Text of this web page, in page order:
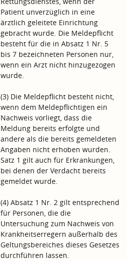
Patient unverzüglich in eine
ärztlich geleitete Einrichtung
gebracht wurde. Die Meldepflicht
besteht für die in Absatz 1 Nr. 5
bis 7 bezeichneten Personen nur,
wenn ein Arzt nicht hinzugezogen
wurde.
(3) Die Meldepflicht besteht nicht,
wenn dem Meldepflichtigen ein
Nachweis vorliegt, dass die
Meldung bereits erfolgte und
andere als die bereits gemeldeten
Angaben nicht erhoben wurden.
Satz 1 gilt auch für Erkrankungen,
bei denen der Verdacht bereits
gemeldet wurde.
(4) Absatz 1 Nr. 2 gilt entsprechend
für Personen, die die
Untersuchung zum Nachweis von
Krankheitserregern außerhalb des
Geltungsbereiches dieses Gesetzes
durchführen lassen.